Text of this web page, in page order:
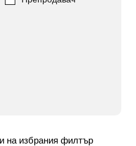
на избрания филтър